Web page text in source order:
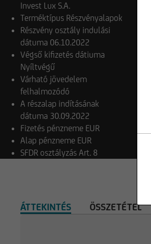
Invest Lux S.A.
Terméktípus Részvényalapok
Részvény osztály indulási
dátuma 06.10.2022
Végső kifizetés dátiuma
Nyíltvégű
Várható jövedelem
felhalmozódó
A részalap indításának
dátuma 30.09.2022
Fizetés pénzneme EUR
Alap pénzneme EUR
SFDR osztályzás Art. 8
ÁTTEKINTÉS ÖSSZETÉTEL